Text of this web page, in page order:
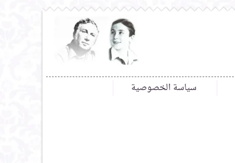
سياسة الخصوصية